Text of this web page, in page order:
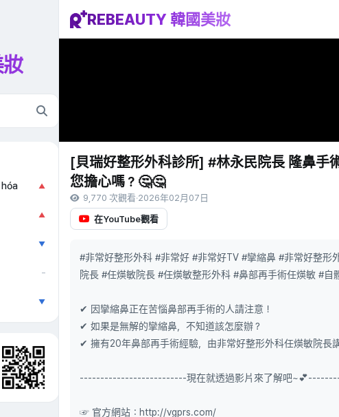
▲
▲
▼
–
▼
REBEAUTY 韓國美妝
[貝瑞好整形外科診所] #林永民院長 隆鼻手
您擔心嗎？🤔🤔
9,770 次觀看·2026年02月07日
在YouTube觀看
#非常好整形外科 #非常好 #非常好TV #攣縮鼻 #非常好整形
院長 #任煐敏院長 #任煐敏整形外科 #鼻部再手術任煐敏 #自
✔ 因攣縮鼻正在苦惱鼻部再手術的人請注意！
✔ 如果是無解的攣縮鼻，不知道該怎麼辦？
✔ 擁有20年鼻部再手術經驗，由非常好整形外科任煐敏院長
--------------------------現在就透過影片來了解吧
☞ 官方網站：http://vgprs.com/